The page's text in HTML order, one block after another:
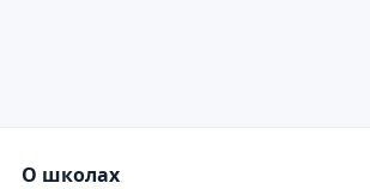
О школах